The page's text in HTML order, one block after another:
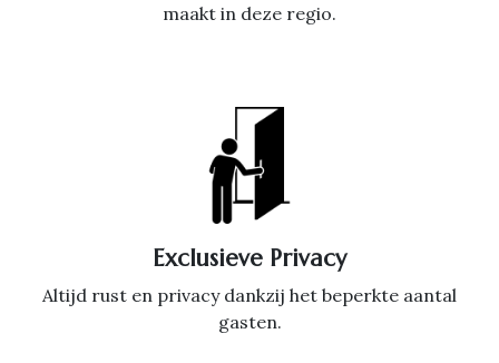
maakt in deze regio.
Exclusieve Privacy
Altijd rust en privacy dankzij het beperkte aantal
gasten.